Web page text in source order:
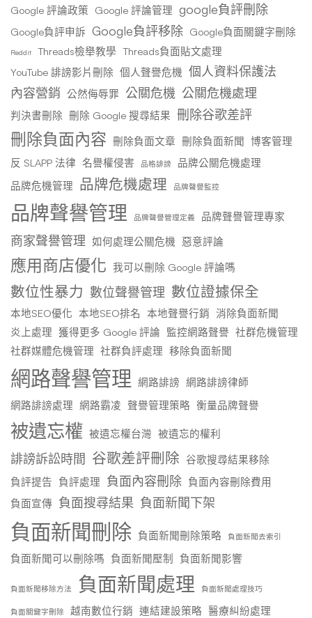
Google 評論政策 Google 評論管理 google負評刪除
Google負評申訴 Google負評移除 Google負面關鍵字刪除
Reddit Threads檢舉教學 Threads負面貼文處理
YouTube 誹謗影片刪除 個人聲譽危機 個人資料保護法
內容營銷 公然侮辱罪 公關危機 公關危機處理
判決書刪除 刪除 Google 搜尋結果 刪除谷歌差評
刪除負面內容 刪除負面文章 刪除負面新聞 博客管理
反 SLAPP 法律 名譽權侵害 品格誹謗
品牌公關危機處理
品牌危機管理 品牌危機處理 品牌聲譽監控
品牌聲譽管理 品牌聲譽管理定義 品牌聲譽管理專家
商家聲譽管理 如何處理公關危機 惡意評論
應用商店優化 我可以刪除 Google 評論嗎
數位性暴力 數位聲譽管理 數位證據保全
本地SEO優化 本地SEO排名 本地聲譽行銷 消除負面新聞
炎上處理 獲得更多 Google 評論 監控網路聲譽 社群危機管理
社群媒體危機管理 社群負評處理 移除負面新聞
網路聲譽管理 網路誹謗 網路誹謗律師
網路誹謗處理 網路霸凌 聲譽管理策略 衡量品牌聲譽
被遺忘權 被遺忘權台灣 被遺忘的權利
誹謗訴訟時間 谷歌差評刪除 谷歌搜尋結果移除
負評提告 負評處理 負面內容刪除 負面內容刪除費用
負面宣傳 負面搜尋結果 負面新聞下架
負面新聞刪除 負面新聞刪除策略 負面新聞去索引
負面新聞可以刪除嗎 負面新聞壓制 負面新聞影響
負面新聞移除方法 負面新聞處理 負面新聞處理技巧
負面關鍵字刪除 越南數位行銷 連結建設策略 醫療糾紛處理